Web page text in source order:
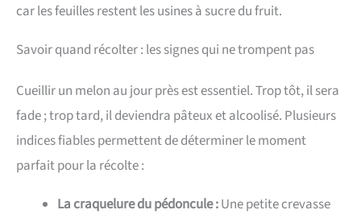
car les feuilles restent les usines à sucre du fruit.
Savoir quand récolter : les signes qui ne trompent pas
Cueillir un melon au jour près est essentiel. Trop tôt, il sera
fade ; trop tard, il deviendra pâteux et alcoolisé. Plusieurs
indices fiables permettent de déterminer le moment
parfait pour la récolte :
La craquelure du pédoncule :Une petite crevasse